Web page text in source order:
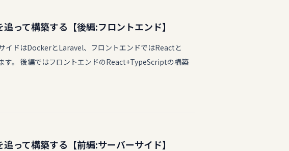
って構築する【後編:フロントエンド】
イドはDockerとLaravel、フロントエンドではReactと
す。 後編ではフロントエンドのReact+TypeScriptの構築
って構築する【前編:サーバーサイド】